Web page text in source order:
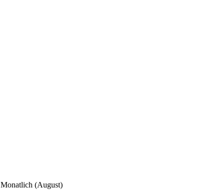
Monatlich (August)